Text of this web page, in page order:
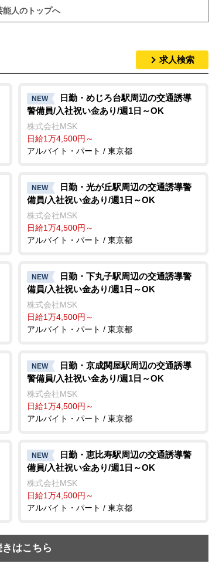
能人のトップへ
求人検索
NEW
日勤・めじろ台駅周辺の交通誘導
警備員/入社祝い金あり/週1日～OK
株式会社MSK
日給1万4,500円～
アルバイト・パート / 東京都
NEW
日勤・光が丘駅周辺の交通誘導警
備員/入社祝い金あり/週1日～OK
株式会社MSK
日給1万4,500円～
アルバイト・パート / 東京都
NEW
日勤・下丸子駅周辺の交通誘導警
備員/入社祝い金あり/週1日～OK
株式会社MSK
日給1万4,500円～
アルバイト・パート / 東京都
NEW
日勤・京成関屋駅周辺の交通誘導
警備員/入社祝い金あり/週1日～OK
株式会社MSK
日給1万4,500円～
アルバイト・パート / 東京都
NEW
日勤・恵比寿駅周辺の交通誘導警
備員/入社祝い金あり/週1日～OK
株式会社MSK
日給1万4,500円～
アルバイト・パート / 東京都
きはこちら